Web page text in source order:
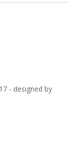
- designed by